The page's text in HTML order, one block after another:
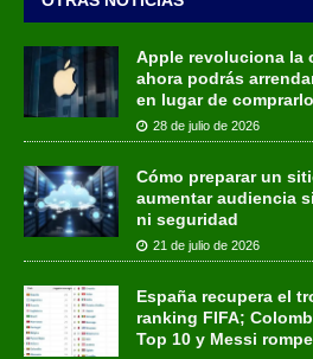
Apple revoluciona la
ahora podrás
en lugar de comprarlo
28 de julio de 2026
Cómo preparar un
aumentar audiencia
ni seguridad
21 de julio de 2026
España recupera el
ranking FIFA;
Top 10 y Messi